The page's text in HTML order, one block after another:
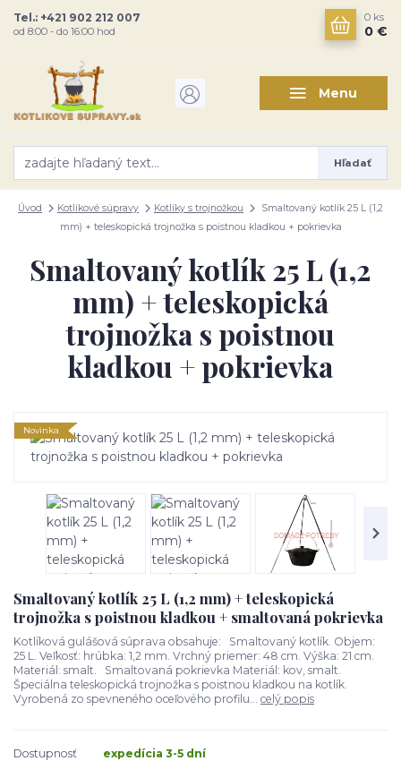
Menu
Hľadať
Tel.: +421 902 212 007
od 8:00 - do 16:00 hod
0 ks
0 €
Úvod Kotlíkové súpravy Kotlíky s trojnožkou
Smaltovaný kotlík 25 L (1,2
mm) + teleskopická trojnožka s poistnou kladkou + pokrievka
Smaltovaný kotlík 25 L (1,2
mm) + teleskopická
trojnožka s poistnou
kladkou + pokrievka
Novinka
Smaltovaný kotlík 25 L (1,2 mm) + teleskopická
trojnožka s poistnou kladkou + smaltovaná pokrievka
Kotlíková gulášová súprava obsahuje: Smaltovaný kotlík. Objem:
25 L. Veľkosť: hrúbka: 1,2 mm. Vrchný priemer: 48 cm. Výška: 21 cm.
Materiál: smalt. Smaltovaná pokrievka Materiál: kov, smalt.
Špeciálna teleskopická trojnožka s poistnou kladkou na kotlík.
Vyrobená zo spevneného oceľového profilu... celý popis
Dostupnosť expedícia 3-5 dní